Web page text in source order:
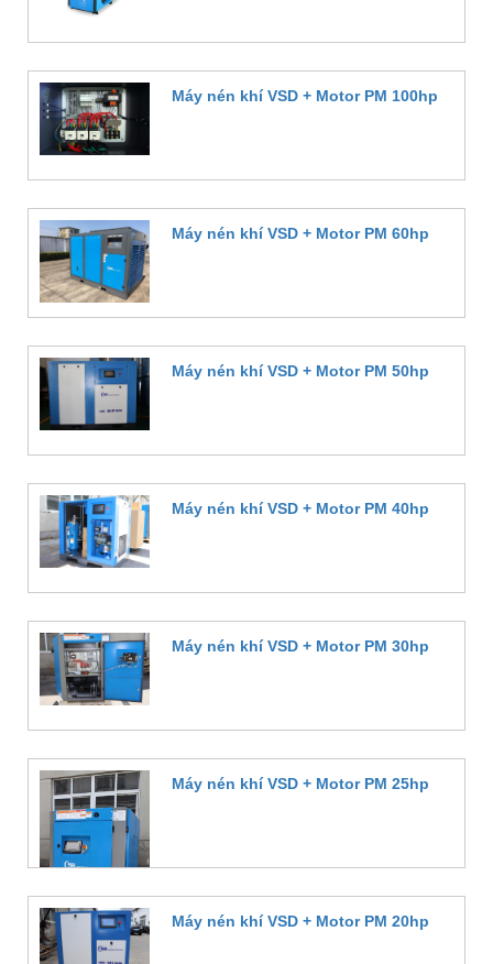
Máy nén khí VSD + Motor PM 100hp
Máy nén khí VSD + Motor PM 60hp
Máy nén khí VSD + Motor PM 50hp
Máy nén khí VSD + Motor PM 40hp
Máy nén khí VSD + Motor PM 30hp
Máy nén khí VSD + Motor PM 25hp
Máy nén khí VSD + Motor PM 20hp